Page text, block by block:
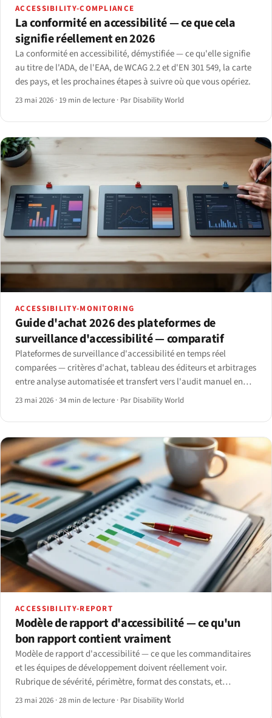
ACCESSIBILITY-COMPLIANCE
La conformité en accessibilité — ce que cela
signifie réellement en 2026
La conformité en accessibilité, démystifiée — ce qu'elle signifie
au titre de l'ADA, de l'EAA, de WCAG 2.2 et d'EN 301 549, la carte
des pays, et les prochaines étapes à suivre où que vous opériez.
23 mai 2026 · 19 min de lecture · Par Disability World
ACCESSIBILITY-MONITORING
Guide d'achat 2026 des plateformes de
surveillance d'accessibilité — comparatif
Plateformes de surveillance d'accessibilité en temps réel
comparées — critères d'achat, tableau des éditeurs et arbitrages
entre analyse automatisée et transfert vers l'audit manuel en
2026.
23 mai 2026 ·34 min de lecture · Par Disability World
ACCESSIBILITY-REPORT
Modèle de rapport d'accessibilité — ce qu'un
bon rapport contient vraiment
Modèle de rapport d'accessibilité — ce que les commanditaires
et les équipes de développement doivent réellement voir.
Rubrique de sévérité, périmètre, format des constats, et
structure de modèle pour 2026.
23 mai 2026 ·28 min de lecture · Par Disability World